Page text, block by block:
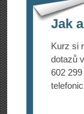
Jak
Kurz si
dotazů
602